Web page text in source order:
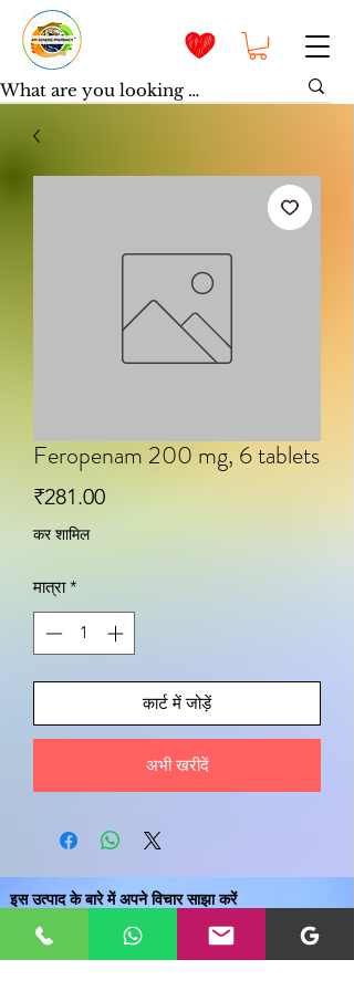
Feropenam 200 mg, 6 tablets
₹281.00मूल्य
कर शामिल
मात्रा *
कार्ट में जोड़ें
अभी खरीदें
इस उत्पाद के बारे में अपने विचार साझा करें